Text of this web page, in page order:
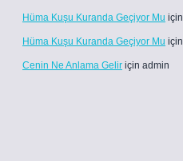
Hüma Kuşu Kuranda Geçiyor Mu için
Hüma Kuşu Kuranda Geçiyor Mu için
Cenin Ne Anlama Gelir için admin